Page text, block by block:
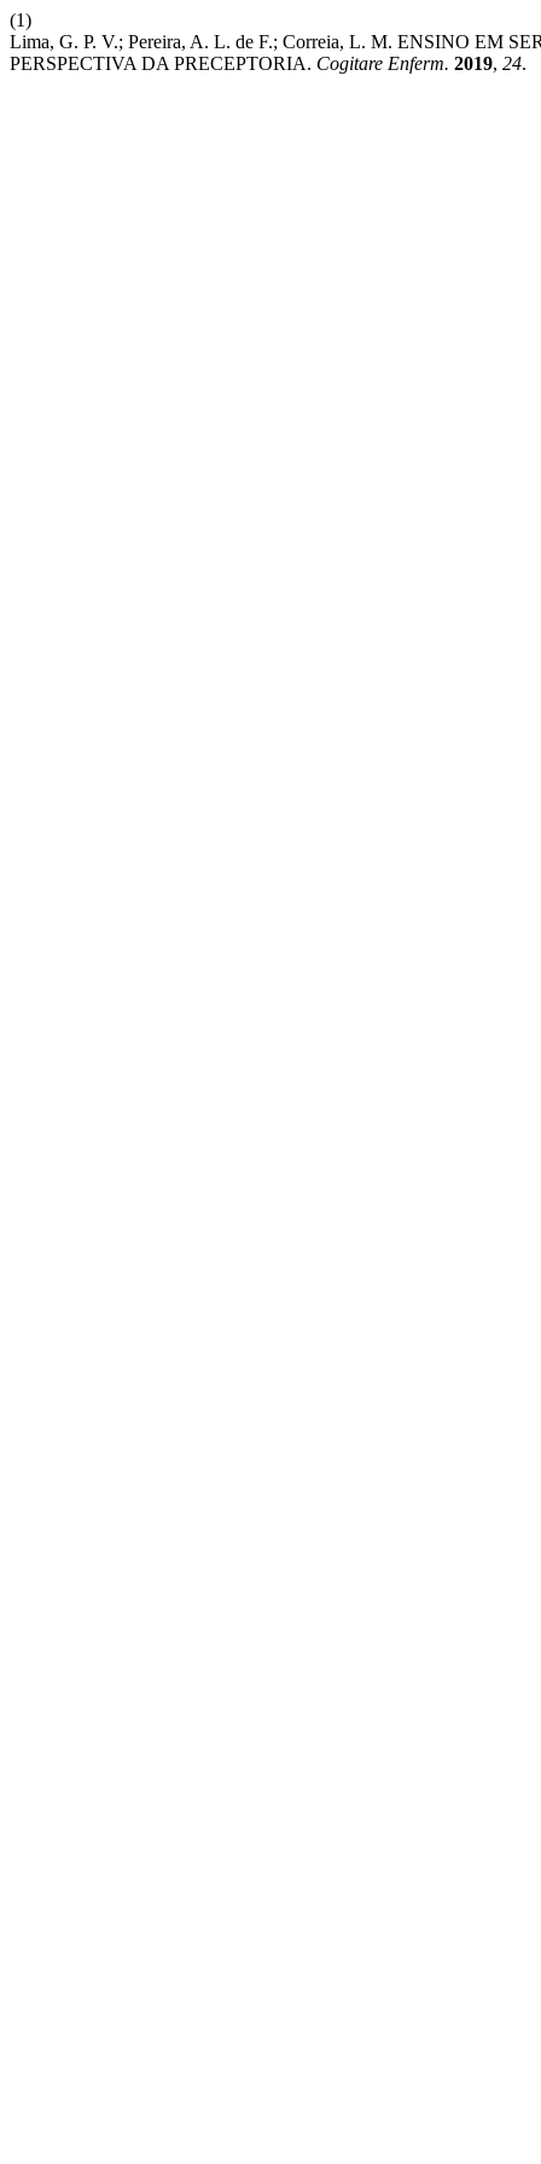
(1)
Lima, G. P. V.; Pereira, A. L. de F.; Correia, L. M. ENSINO EM
PERSPECTIVA DA PRECEPTORIA. Cogitare Enferm. 2019, 24.